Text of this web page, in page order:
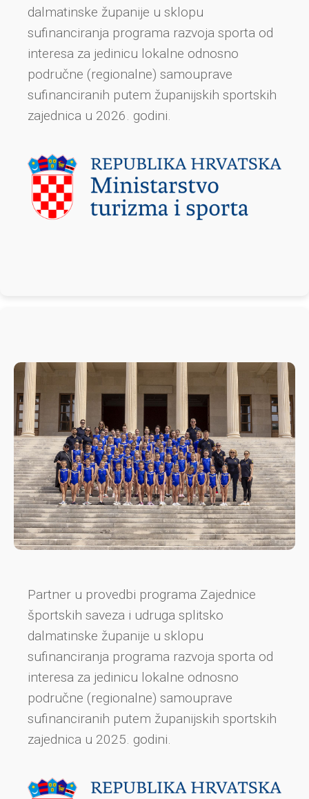
dalmatinske županije u sklopu
sufinanciranja programa razvoja sporta od
interesa za jedinicu lokalne odnosno
područne (regionalne) samouprave
sufinanciranih putem županijskih sportskih
zajednica u 2026. godini.
Partner u provedbi programa Zajednice
športskih saveza i udruga splitsko
dalmatinske županije u sklopu
sufinanciranja programa razvoja sporta od
interesa za jedinicu lokalne odnosno
područne (regionalne) samouprave
sufinanciranih putem županijskih sportskih
zajednica u 2025. godini.